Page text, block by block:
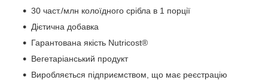
30 част./млн колоїдного срібла в 1 порції
Дієтична добавка
Гарантована якість Nutricost®
Вегетаріанський продукт
Виробляється підприємством, що має реєстрацію